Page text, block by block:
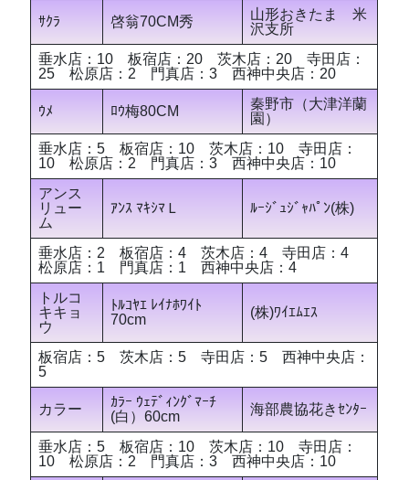
ｻｸﾗ 啓翁70CM秀
山形おきたま 米
沢支所
垂水店：10 板宿店：20 茨木店：20 寺田店：
25 松原店：2 門真店：3 西神中央店：20
ｳﾒ ﾛｳ梅80CM
秦野市（大津洋蘭
園）
垂水店：5 板宿店：10 茨木店：10 寺田店：
10 松原店：2 門真店：3 西神中央店：10
アンス
リュー
ム
ｱﾝｽ ﾏｷｼﾏＬ ﾙｰｼﾞｭｼﾞｬﾊﾟﾝ(株)
垂水店：2 板宿店：4 茨木店：4 寺田店：4
松原店：1 門真店：1 西神中央店：4
トルコ
キキョ
ウ
ﾄﾙｺﾔｴ ﾚｲﾅﾎﾜｲﾄ
70cm
(株)ﾜｲｴﾑｴｽ
板宿店：5 茨木店：5 寺田店：5 西神中央店：
5
カラー
ｶﾗｰ ｳｪﾃﾞｨﾝｸﾞﾏｰﾁ
(白）60cm
海部農協花きｾﾝﾀｰ
垂水店：5 板宿店：10 茨木店：10 寺田店：
10 松原店：2 門真店：3 西神中央店：10